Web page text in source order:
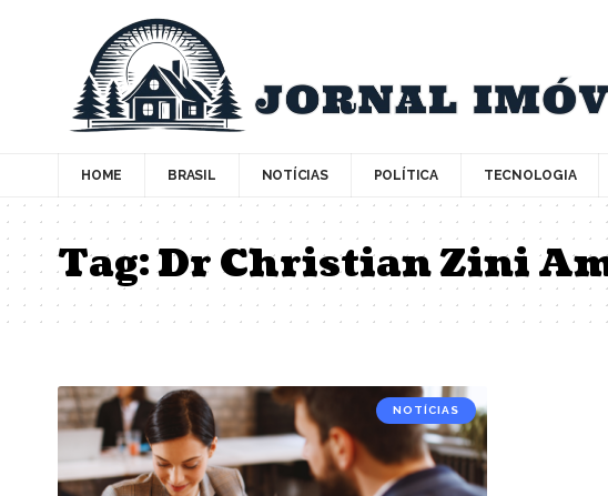
HOME BRASIL NOTÍCIAS POLÍTICA TECNOLOGIA
Tag:Dr Christian Zini
NOTÍCIAS